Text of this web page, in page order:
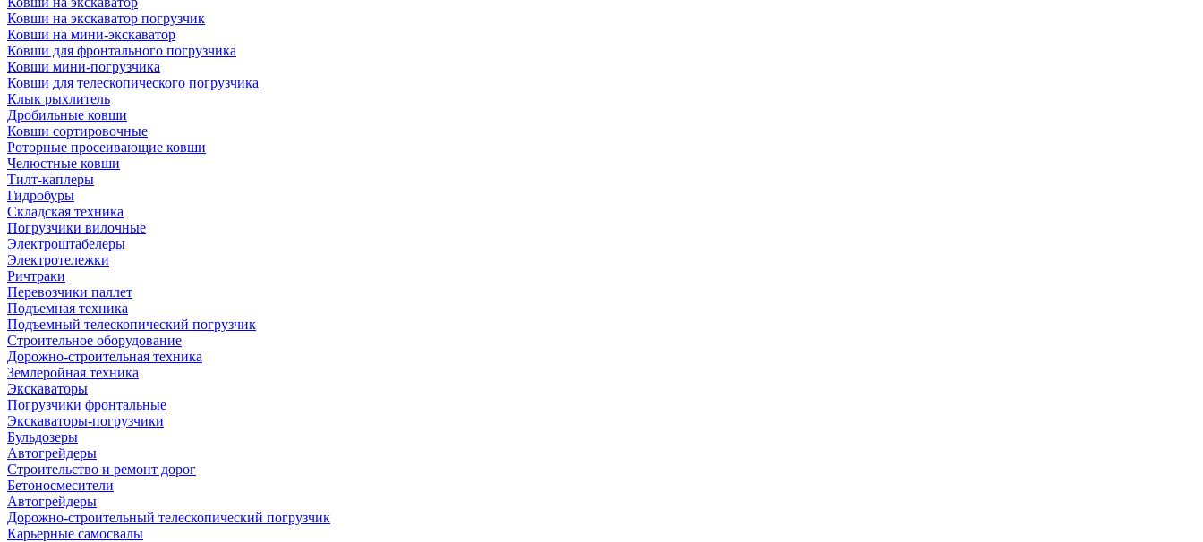
Ковши на экскаватор погрузчик
Ковши на мини-экскаватор
Ковши для фронтального погрузчика
Ковши мини-погрузчика
Ковши для телескопического погрузчика
Клык рыхлитель
Дробильные ковши
Ковши сортировочные
Роторные просеивающие ковши
Челюстные ковши
Тилт-каплеры
Гидробуры
Складская техника
Погрузчики вилочные
Электроштабелеры
Электротележки
Ричтраки
Перевозчики паллет
Подъемная техника
Подъемный телескопический погрузчик
Строительное оборудование
Дорожно-строительная техника
Землеройная техника
Экскаваторы
Погрузчики фронтальные
Экскаваторы-погрузчики
Бульдозеры
Автогрейдеры
Строительство и ремонт дорог
Бетоносмесители
Автогрейдеры
Дорожно-строительный телескопический погрузчик
Карьерные самосвалы